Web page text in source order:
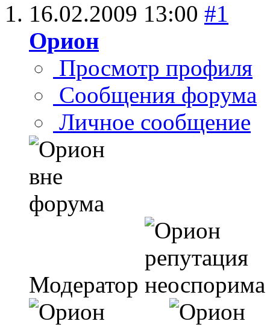
16.02.2009 13:00 #1
Орион
Просмотр профиля
Сообщения форума
Личное сообщение
Модератор